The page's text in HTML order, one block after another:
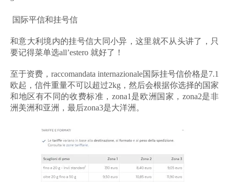
国际平信和挂号信
和意大利境内的挂号信大同小异，这里就不从头讲了，只
要记得菜单选all’estero 就好了！
至于资费，raccomandata internazionale国际挂号信价格是7.1
欧起，信件重量不可以超过2kg，然后会根据你选择的国家
和地区有不同的收费标准，zona1是欧洲国家，zona2是非
洲美洲和亚洲，最后zona3是大洋洲。